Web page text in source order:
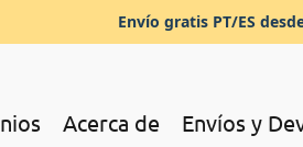
Envío gratis PT/ES
Acerca de Envíos y